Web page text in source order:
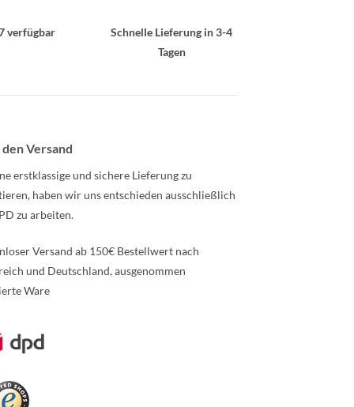
verfügbar
Schnelle Lieferung in 3-4
Tagen
Versand
erstklassige und sichere Lieferung zu
haben wir uns entschieden ausschließlich
zu arbeiten.
Versand ab 150€ Bestellwert nach
und Deutschland, ausgenommen
Ware
Informationen über den gesperrten Inhalt.